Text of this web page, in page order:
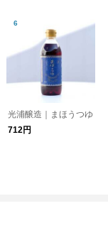
光浦醸造｜まほうつゆ
712円